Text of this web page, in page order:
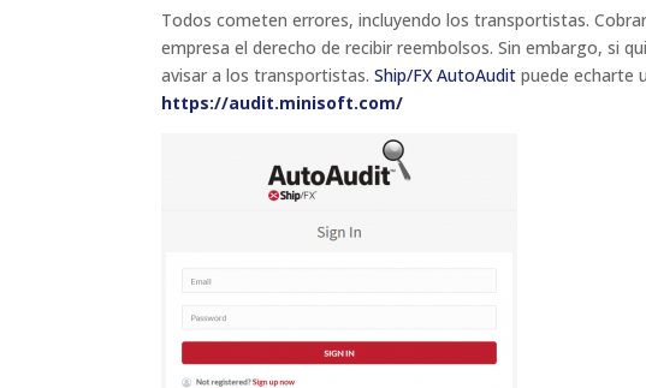
Todos cometen errores, incluyendo los transportistas.
empresa el derecho de recibir reembolsos. Sin embargo, si
avisar a los transportistas.Ship/FX AutoAudit puede echarte
https://audit.minisoft.com/